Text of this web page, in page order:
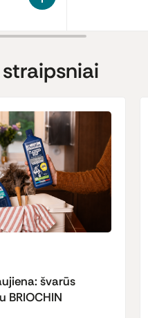
švarūs
BRIOCHIN